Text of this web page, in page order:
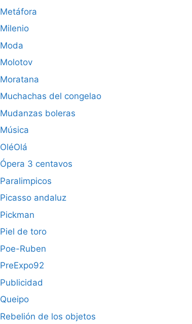
Metáfora
Milenio
Moda
Molotov
Moratana
Muchachas del congelao
Mudanzas boleras
Música
OléOlá
Ópera 3 centavos
Paralimpicos
Picasso andaluz
Pickman
Piel de toro
Poe-Ruben
PreExpo92
Publicidad
Queipo
Rebelión de los objetos